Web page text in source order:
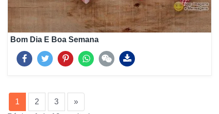
Bom Dia E Boa Semana
1 (current)
2 3
»